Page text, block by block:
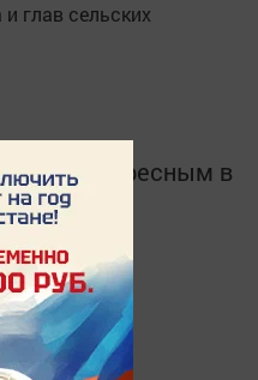
глав сельских
и интересным в
в
MАХ: